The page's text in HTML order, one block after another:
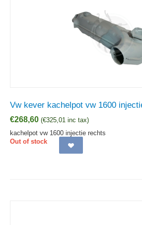
Vw kever kachelpot vw 1600
€268,60 (€325,01 inc tax)
kachelpot vw 1600 injectie rechts
Out of stock